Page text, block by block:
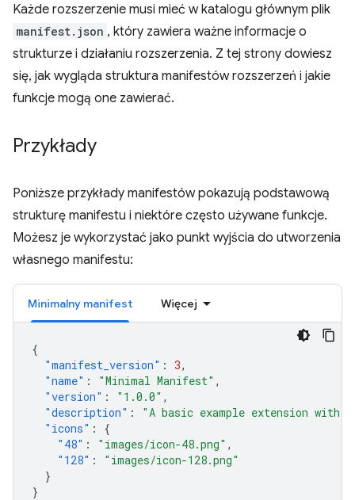
Każde rozszerzenie musi mieć w katalogu głównym plik
manifest.json , który zawiera ważne informacje o
strukturze i działaniu rozszerzenia. Z tej strony dowiesz
się, jak wygląda struktura manifestów rozszerzeń i jakie
funkcje mogą one zawierać.
Przykłady
Poniższe przykłady manifestów pokazują podstawową
strukturę manifestu i niektóre często używane funkcje.
Możesz je wykorzystać jako punkt wyjścia do utworzenia
własnego manifestu:
Minimalny manifest Więcej
{
"manifest_version" : 3,
"name" : "Minimal Manifest" ,
"version" : "1.0.0" ,
"description" :
"A basic example extension with
"icons" :
{
"48" : "images/icon-48.png" ,
"128" :
"images/icon-128.png"
}
}